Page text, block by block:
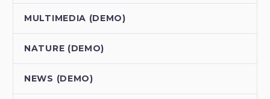
MULTIMEDIA (DEMO)
NATURE (DEMO)
NEWS (DEMO)